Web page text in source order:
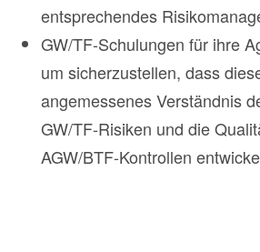
entsprechendes
GW/TF-Schulungen für ihre
um sicherzustellen, dass
angemessenes Verständnis
GW/TF-Risiken und die
AGW/BTF-Kontrollen